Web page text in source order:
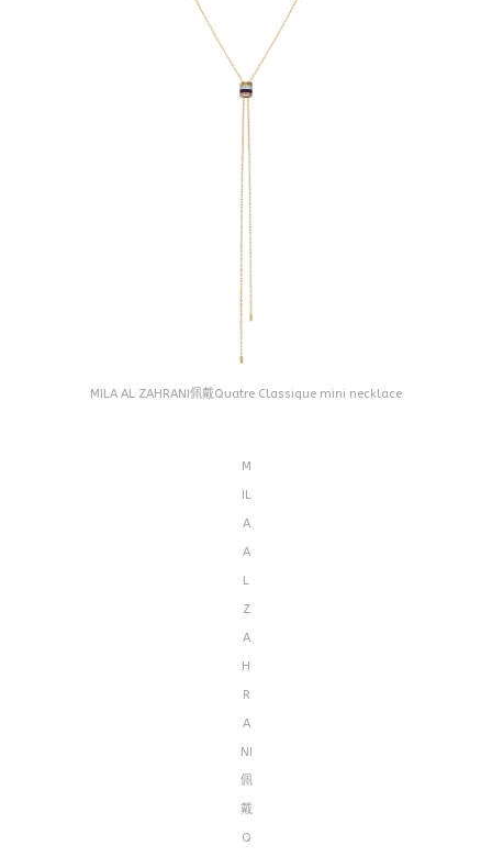
MILA AL ZAHRANI佩戴Quatre Classique mini necklace
M
IL
A
A
L
Z
A
H
R
A
NI
佩
戴
Q